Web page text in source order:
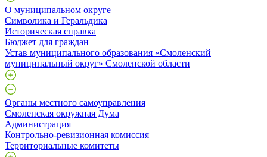
О муниципальном округе
Символика и Геральдика
Историческая справка
Бюджет для граждан
Устав муниципального образования «Смоленский
муниципальный округ» Смоленской области
Органы местного самоуправления
Смоленская окружная Дума
Администрация
Контрольно-ревизионная комиссия
Территориальные комитеты